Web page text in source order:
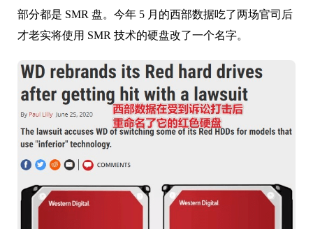
部分都是 SMR 盘。今年 5 月的西部数据吃了两场官司后
才老实将使用 SMR 技术的硬盘改了一个名字。